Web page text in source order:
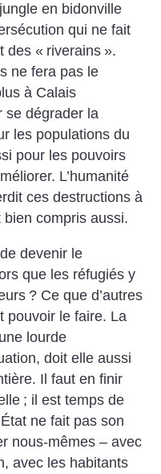
en bidonville
qui ne fait
des « riverains ».
ne fera pas le
à Calais
se dégrader la
les populations du
pour les pouvoirs
L’humanité
ces destructions à
compris aussi.
devenir le
que les réfugiés y
? Ce que d’autres
pouvoir le faire. La
lourde
doit elle aussi
Il faut en finir
; il est temps de
ne fait pas son
nous-mêmes – avec
avec les habitants